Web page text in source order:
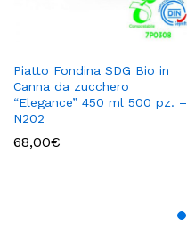
Piatto Fondina SDG Bio in
Canna da zucchero
“Elegance” 450 ml 500 pz. –
N202
68,00€